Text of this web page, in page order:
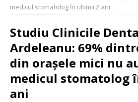
medicul stomatolog în ultimii 2 ani
Studiu Clinicile
Ardeleanu: 69%
din orașele mici nu
medicul stomatolog
ani